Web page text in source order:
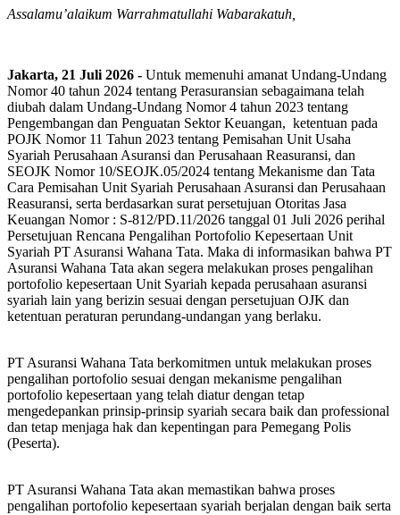
Assalamu’alaikum Warrahmatullahi Wabarakatuh,
Jakarta, 21 Juli 2026 - Untuk memenuhi amanat Undang-Undang
Nomor 40 tahun 2024 tentang Perasuransian sebagaimana telah
diubah dalam Undang-Undang Nomor 4 tahun 2023 tentang
Pengembangan dan Penguatan Sektor Keuangan, ketentuan pada
POJK Nomor 11 Tahun 2023 tentang Pemisahan Unit Usaha
Syariah Perusahaan Asuransi dan Perusahaan Reasuransi, dan
SEOJK Nomor 10/SEOJK.05/2024 tentang Mekanisme dan Tata
Cara Pemisahan Unit Syariah Perusahaan Asuransi dan Perusahaan
Reasuransi, serta berdasarkan surat persetujuan Otoritas Jasa
Keuangan Nomor : S-812/PD.11/2026 tanggal 01 Juli 2026 perihal
Persetujuan Rencana Pengalihan Portofolio Kepesertaan Unit
Syariah PT Asuransi Wahana Tata. Maka di informasikan bahwa PT
Asuransi Wahana Tata akan segera melakukan proses pengalihan
portofolio kepesertaan Unit Syariah kepada perusahaan asuransi
syariah lain yang berizin sesuai dengan persetujuan OJK dan
ketentuan peraturan perundang-undangan yang berlaku.
PT Asuransi Wahana Tata berkomitmen untuk melakukan proses
pengalihan portofolio sesuai dengan mekanisme pengalihan
portofolio kepesertaan yang telah diatur dengan tetap
mengedepankan prinsip-prinsip syariah secara baik dan professional
dan tetap menjaga hak dan kepentingan para Pemegang Polis
(Peserta).
PT Asuransi Wahana Tata akan memastikan bahwa proses
pengalihan portofolio kepesertaan syariah berjalan dengan baik serta